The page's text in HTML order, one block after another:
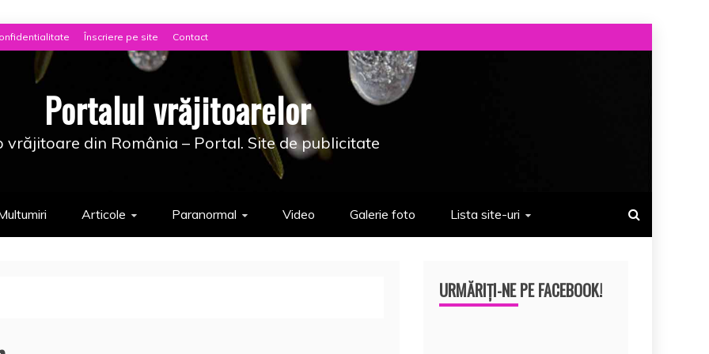
Înscriere pe site Contact
Portalul vrăjitoarelor
vrăjitoare din România – Portal. Site de publicitate
Articole Paranormal Video Galerie foto Lista site-uri
URMĂRIȚI-NE PE FACEBOOK!